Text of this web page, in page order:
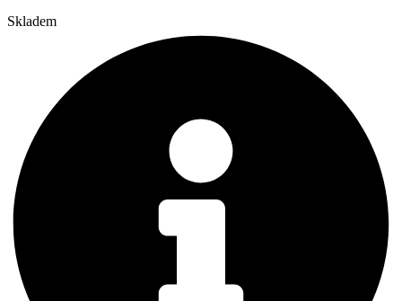
Skladem